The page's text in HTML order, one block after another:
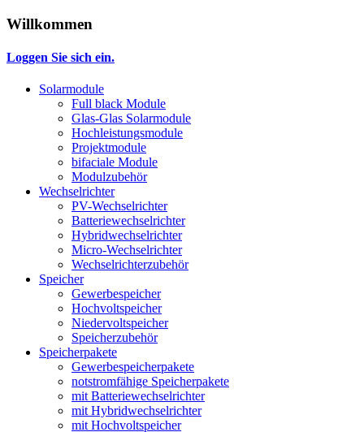
Willkommen
Loggen Sie sich ein.
Solarmodule
Full black Module
Glas-Glas Solarmodule
Hochleistungsmodule
Projektmodule
bifaciale Module
Modulzubehör
Wechselrichter
PV-Wechselrichter
Batteriewechselrichter
Hybridwechselrichter
Micro-Wechselrichter
Wechselrichterzubehör
Speicher
Gewerbespeicher
Hochvoltspeicher
Niedervoltspeicher
Speicherzubehör
Speicherpakete
Gewerbespeicherpakete
notstromfähige Speicherpakete
mit Batteriewechselrichter
mit Hybridwechselrichter
mit Hochvoltspeicher